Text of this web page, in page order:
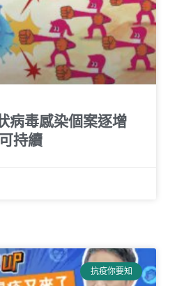
病毒感染個案逐增
持續
抗疫你要知